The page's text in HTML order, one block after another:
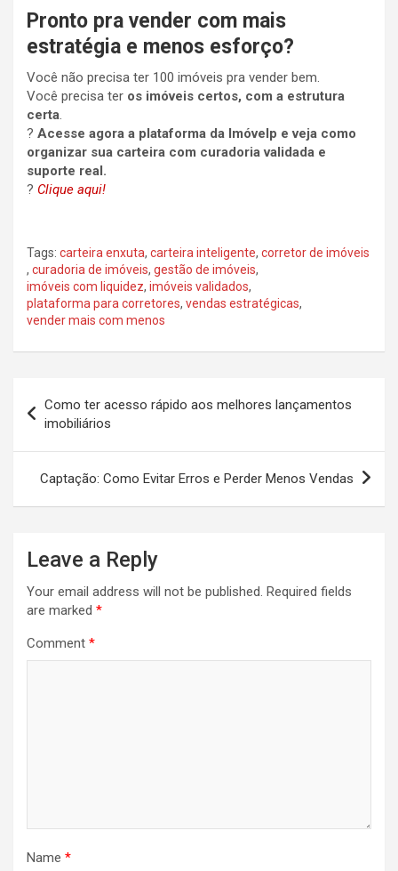
Pronto pra vender com mais
estratégia e menos esforço?
Você não precisa ter 100 imóveis pra vender bem.
Você precisa ter os imóveis certos, com a estrutura
certa.
? Acesse agora a plataforma da Imóvelp e veja como
organizar sua carteira com curadoria validada e
suporte real.
? Clique aqui!
Tags: carteira enxuta, carteira inteligente, corretor de imóveis
, curadoria de imóveis, gestão de imóveis,
imóveis com liquidez, imóveis validados,
plataforma para corretores, vendas estratégicas,
vender mais com menos
navigation
Como ter acesso rápido aos melhores lançamentos
imobiliários
Captação: Como Evitar Erros e Perder Menos Vendas
Leave a Reply
Your email address will not be published. Required fields
are marked *
Comment *
Name *